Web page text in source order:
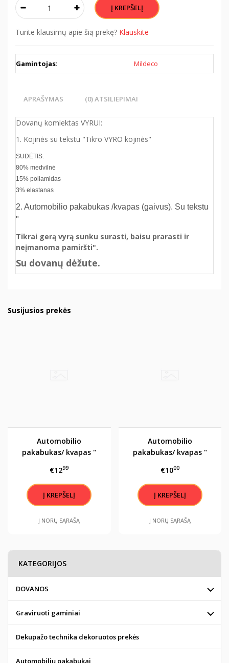
Turite klausimų apie šią prekę? Klauskite
Gamintojas: Mildeco
APRAŠYMAS (0) ATSILIEPIMAI
Dovanų komlektas VYRUI:
1. Kojinės su tekstu "Tikro VYRO kojinės"
SUDĖTIS:
80% medvilnė
15% poliamidas
3% elastanas
2. Automobilio pakabukas /kvapas (gaivus). Su tekstu
"
Tikrai gerą vyrą sunku surasti, baisu prarasti ir
neįmanoma pamiršti".
Su dovanų dėžute.
Susijusios prekės
Automobilio
pakabukas/ kvapas "
€1299
Į NORŲ SĄRAŠĄ
Automobilio
pakabukas/ kvapas "
€1000
Į NORŲ SĄRAŠĄ
KATEGORIJOS
DOVANOS
Graviruoti gaminiai
Dekupažo technika dekoruotos prekės
Automobilių pakabukai